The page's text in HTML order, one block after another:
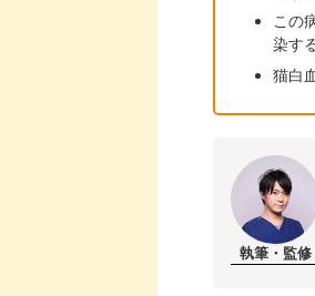
この
染す
猫白
執筆・監修